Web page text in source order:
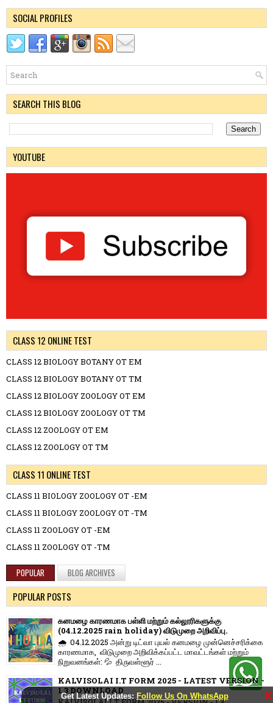
Get Latest Updates: Follow Us On WhatsApp X
SOCIAL PROFILES
SEARCH THIS BLOG
YOUTUBE
CLASS 12 ONLINE TEST
CLASS 12 BIOLOGY BOTANY OT EM
CLASS 12 BIOLOGY BOTANY OT TM
CLASS 12 BIOLOGY ZOOLOGY OT EM
CLASS 12 BIOLOGY ZOOLOGY OT TM
CLASS 12 ZOOLOGY OT EM
CLASS 12 ZOOLOGY OT TM
CLASS 11 ONLINE TEST
CLASS 11 BIOLOGY ZOOLOGY OT -EM
CLASS 11 BIOLOGY ZOOLOGY OT -TM
CLASS 11 ZOOLOGY OT -EM
CLASS 11 ZOOLOGY OT -TM
POPULAR BLOG ARCHIVES
POPULAR POSTS
கனமழை காரணமாக பள்ளி மற்றும் கல்லூரிகளுக்கு
(04.12.2025 rain holiday) விடுமுறை அறிவிப்பு.
🌧️ 04.12.2025 அன்று டிட்வா புயல் கனமழை முன்னெச்சரிக்கை
காரணமாக, விடுமுறை அறிவிக்கப்பட்ட மாவட்டங்கள் மற்றும்
நிறுவனங்கள்: 💦 திருவள்ளூர் ...
KALVISOLAI I.T FORM 2025 - LATEST VERSION -
1.3 DOWNLOAD